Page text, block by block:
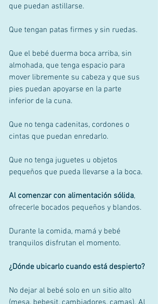
que puedan astillarse.
Que tengan patas firmes y sin ruedas.
Que el bebé duerma boca arriba, sin
almohada, que tenga espacio para
mover libremente su cabeza y que sus
pies puedan apoyarse en la parte
inferior de la cuna.
Que no tenga cadenitas, cordones o
cintas que puedan enredarlo.
Que no tenga juguetes u objetos
pequeños que pueda llevarse a la boca.
Al comenzar con alimentación sólida,
ofrecerle bocados pequeños y blandos.
Durante la comida, mamá y bebé
tranquilos disfrutan el momento.
¿Dónde ubicarlo cuando está despierto?
No dejar al bebé solo en un sitio alto